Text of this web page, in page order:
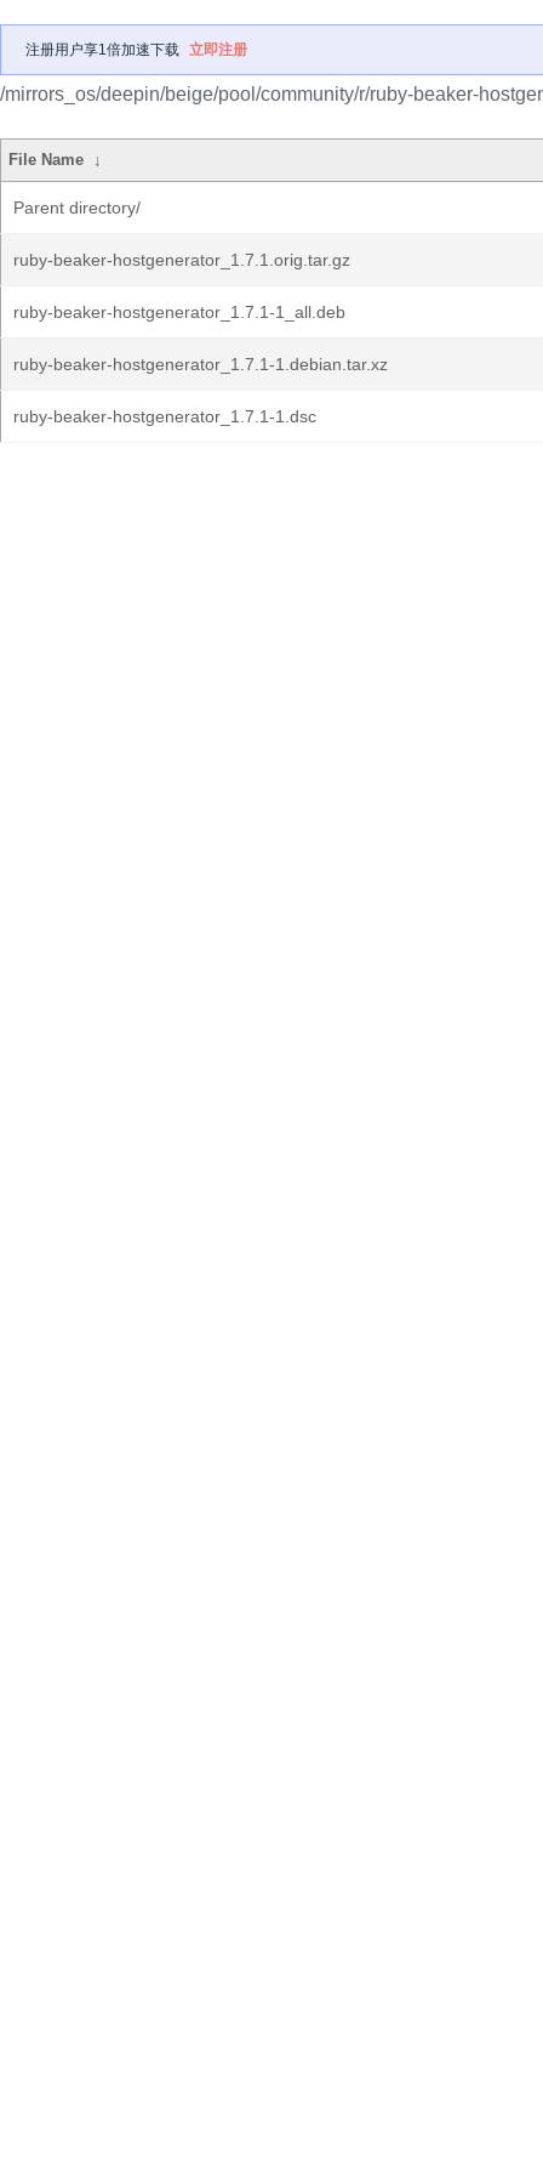
注册用户享1倍加速下载 立即注册
/mirrors_os/deepin/beige/pool/community/r/ruby-beaker-
File Name ↓
Parent directory/
ruby-beaker-hostgenerator_1.7.1.orig.tar.gz
ruby-beaker-hostgenerator_1.7.1-1_all.deb
ruby-beaker-hostgenerator_1.7.1-1.debian.tar.xz
ruby-beaker-hostgenerator_1.7.1-1.dsc